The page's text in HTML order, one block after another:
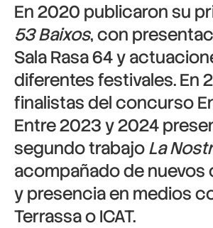
En 2020 publicaron su
53 Baixos, con
Sala Rasa 64 y
diferentes festivales. En
finalistas del concurso
Entre 2023 y 2024
segundo trabajoLa
acompañado de
y presencia en medios
Terrassa o ICAT.